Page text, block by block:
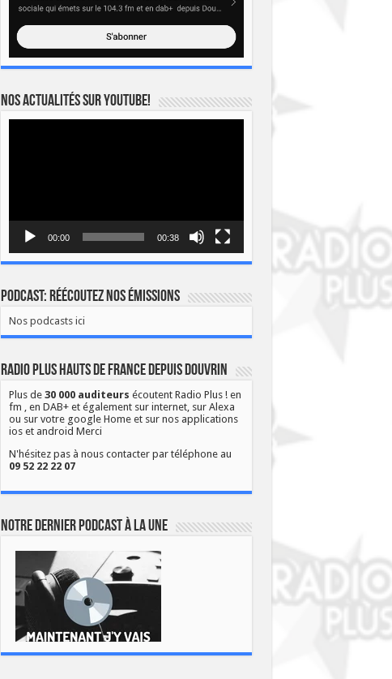
Nos actualités sur YOUTUBE!
00:00 00:38
Podcast: Réécoutez nos émissions
Nos podcasts ici
Radio Plus Hauts de France depuis Douvrin
Plus de 30 000 auditeurs écoutent Radio Plus ! en
fm , en DAB+ et également sur internet, sur Alexa
ou sur votre google Home et sur nos applications
ios et android Merci
N'hésitez pas à nous contacter par téléphone au
09 52 22 22 07
Notre dernier podcast à la une